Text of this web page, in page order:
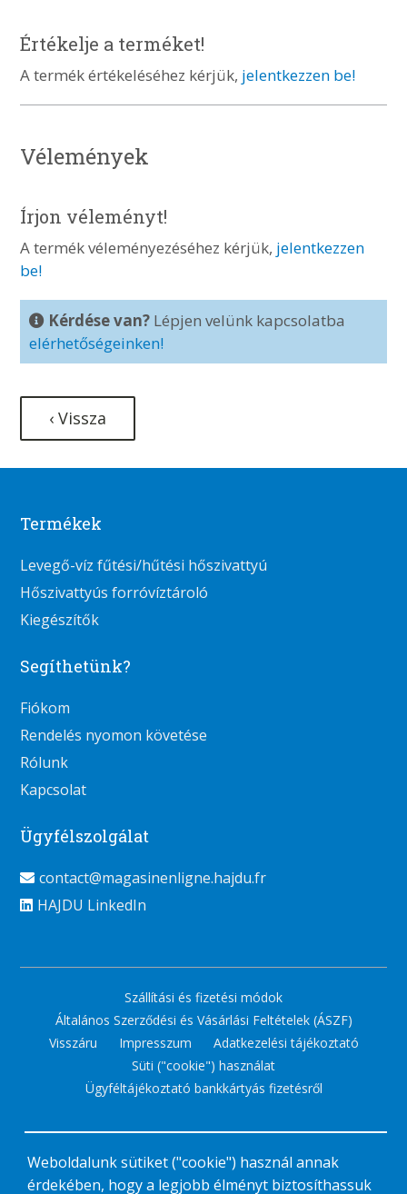
Értékelje a terméket!
A termék értékeléséhez kérjük, jelentkezzen be!
Vélemények
Írjon véleményt!
A termék véleményezéséhez kérjük, jelentkezzen
be!
Kérdése van? Lépjen velünk kapcsolatba
elérhetőségeinken!
‹ Vissza
Termékek
Levegő-víz fűtési/hűtési hőszivattyú
Hőszivattyús forróvíztároló
Kiegészítők
Segíthetünk?
Fiókom
Rendelés nyomon követése
Rólunk
Kapcsolat
Ügyfélszolgálat
contact@magasinenligne.hajdu.fr
HAJDU LinkedIn
Szállítási és fizetési módok
Általános Szerződési és Vásárlási Feltételek (ÁSZF)
Visszáru
Impresszum
Adatkezelési tájékoztató
Süti ("cookie") használat
Ügyféltájékoztató bankkártyás fizetésről
Weboldalunk sütiket ("cookie") használ annak
érdekében, hogy a legjobb élményt biztosíthassuk